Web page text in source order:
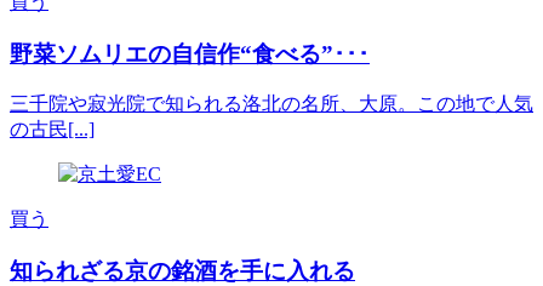
野菜ソムリエの自信作“食べる”･･･
三千院や寂光院で知られる洛北の名所、大原。この地で人気
の古民[...]
買う
知られざる京の銘酒を手に入れる